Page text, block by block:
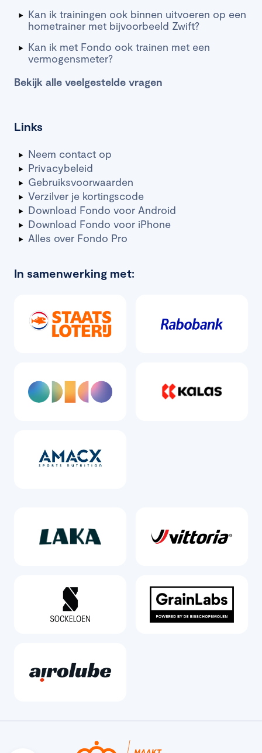
Links
Neem contact op
Privacybeleid
Gebruiksvoorwaarden
Verzilver je kortingscode
Download Fondo voor Android
Download Fondo voor iPhone
Alles over Fondo Pro
Kan ik trainingen ook binnen uitvoeren op een
hometrainer met bijvoorbeeld Zwift?
Kan ik met Fondo ook trainen met een
vermogensmeter?
Bekijk alle veelgestelde vragen
In samenwerking met: